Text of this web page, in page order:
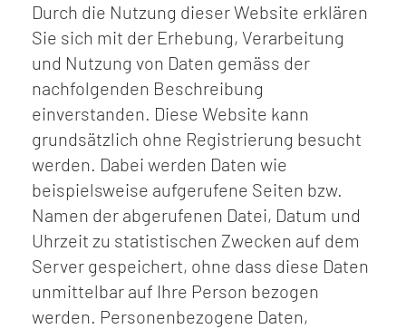
Durch die Nutzung dieser Website erklären
Sie sich mit der Erhebung, Verarbeitung
und Nutzung von Daten gemäss der
nachfolgenden Beschreibung
einverstanden. Diese Website kann
grundsätzlich ohne Registrierung besucht
werden. Dabei werden Daten wie
beispielsweise aufgerufene Seiten bzw.
Namen der abgerufenen Datei, Datum und
Uhrzeit zu statistischen Zwecken auf dem
Server gespeichert, ohne dass diese Daten
unmittelbar auf Ihre Person bezogen
werden. Personenbezogene Daten,